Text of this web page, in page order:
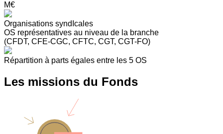
M€
Organisations syndIcales
OS représentatives au niveau de la branche
(CFDT, CFE-CGC, CFTC, CGT, CGT-FO)
Répartition à parts égales entre les 5 OS
Les missions du Fonds